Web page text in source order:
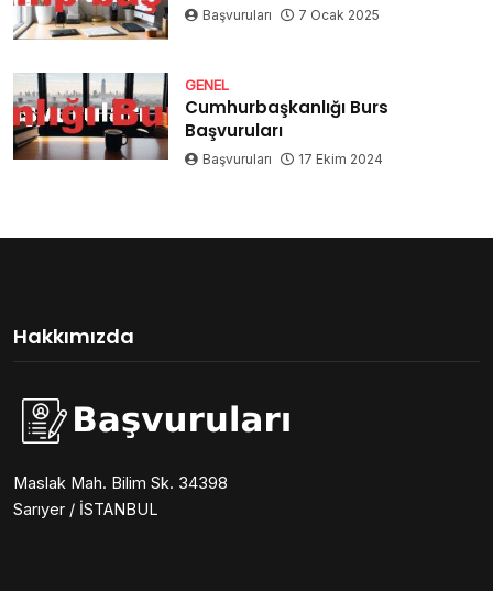
Başvuruları 7 Ocak 2025
GENEL
Cumhurbaşkanlığı Burs
Başvuruları
Başvuruları 17 Ekim 2024
Hakkımızda
Maslak Mah. Bilim Sk. 34398
Sarıyer / İSTANBUL